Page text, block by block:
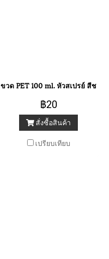
ขวด PET 100 ml. หัวสเปรย์ สีชมพู
฿20
สั่งซื้อสินค้า
เปรียบเทียบ